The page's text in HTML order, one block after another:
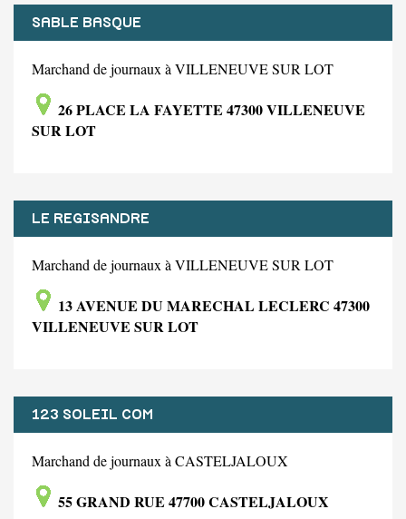
SABLE BASQUE
Marchand de journaux à VILLENEUVE SUR LOT
26 PLACE LA FAYETTE 47300 VILLENEUVE
SUR LOT
LE REGISANDRE
Marchand de journaux à VILLENEUVE SUR LOT
13 AVENUE DU MARECHAL LECLERC 47300
VILLENEUVE SUR LOT
123 SOLEIL COM
Marchand de journaux à CASTELJALOUX
55 GRAND RUE 47700 CASTELJALOUX